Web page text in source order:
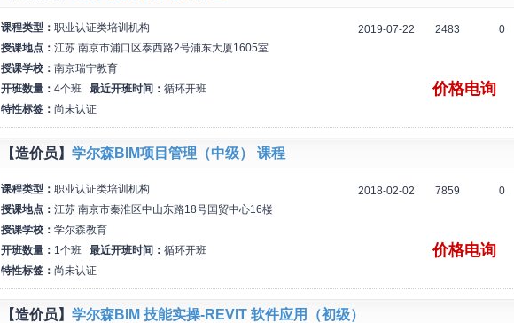
课程类型： 职业认证类培训机构
授课地点： 江苏 南京市浦口区泰西路2号浦东大厦1605室
授课学校： 南京瑞宁教育
开班数量： 4个班 最近开班时间： 循环开班
特性标签： 尚未认证
2019-07-22 2483 0
价格电询
【造价员】 学尔森BIM项目管理（中级） 课程
课程类型： 职业认证类培训机构
授课地点： 江苏 南京市秦淮区中山东路18号国贸中心16楼
授课学校： 学尔森教育
开班数量： 1个班 最近开班时间： 循环开班
特性标签： 尚未认证
2018-02-02 7859 0
价格电询
【造价员】 学尔森BIM 技能实操-REVIT 软件应用（初级）